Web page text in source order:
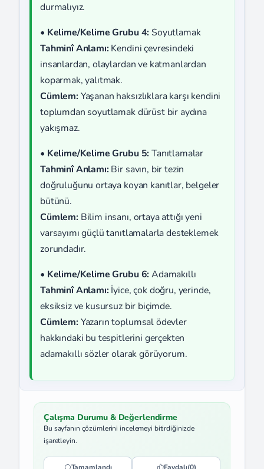
durmalıyız.
• Kelime/Kelime Grubu 4: Soyutlamak
Tahminî Anlamı: Kendini çevresindeki
insanlardan, olaylardan ve katmanlardan
koparmak, yalıtmak.
Cümlem: Yaşanan haksızlıklara karşı kendini
toplumdan soyutlamak dürüst bir aydına
yakışmaz.
• Kelime/Kelime Grubu 5: Tanıtlamalar
Tahminî Anlamı: Bir savın, bir tezin
doğruluğunu ortaya koyan kanıtlar, belgeler
bütünü.
Cümlem: Bilim insanı, ortaya attığı yeni
varsayımı güçlü tanıtlamalarla desteklemek
zorundadır.
• Kelime/Kelime Grubu 6: Adamakıllı
Tahminî Anlamı: İyice, çok doğru, yerinde,
eksiksiz ve kusursuz bir biçimde.
Cümlem: Yazarın toplumsal ödevler
hakkındaki bu tespitlerini gerçekten
adamakıllı sözler olarak görüyorum.
Çalışma Durumu & Değerlendirme
Bu sayfanın çözümlerini incelemeyi bitirdiğinizde
işaretleyin.